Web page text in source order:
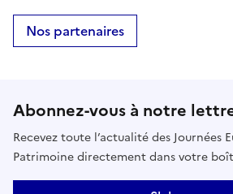
Nos partenaires
Abonnez-vous à notre
Recevez toute l’actualité des Journées
Patrimoine directement dans votre